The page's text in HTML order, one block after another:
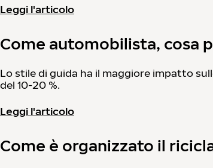
Leggi l'articolo
Come automobilista, cosa
Lo stile di guida ha il maggiore impatto
del 10-20 %.
Leggi l'articolo
Come è organizzato il